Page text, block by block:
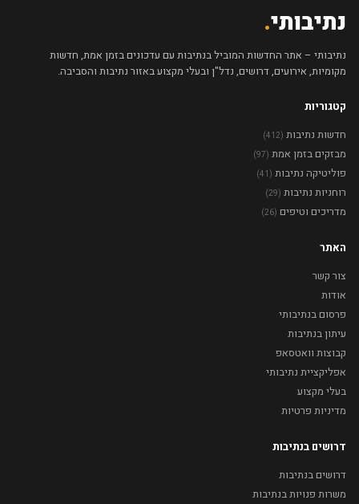
נתיבותי.
נתיבותי – אתר החדשות המוביל בנתיבות עם עדכונים בזמן אמת, חדשות
מקומיות, אירועים, דרושים, נדל"ן ובעלי מקצוע באזור נתיבות והסביבה.
קטגוריות
חדשות נתיבות (412)
מבזקים בזמן אמת (97)
פוליטיקה נתיבות (41)
רוחניות נתיבות (29)
מדריכים וטיפים (26)
האתר
צור קשר
אודות
פרסום בנתיבותי
עיתון בנתיבות
קבוצות וואטסאפ
אפליקציית נתיבותי
בעלי מקצוע
מדיניות פרטיות
דרושים בנתיבות
דרושים בנתיבות
משרות פנויות בנתיבות